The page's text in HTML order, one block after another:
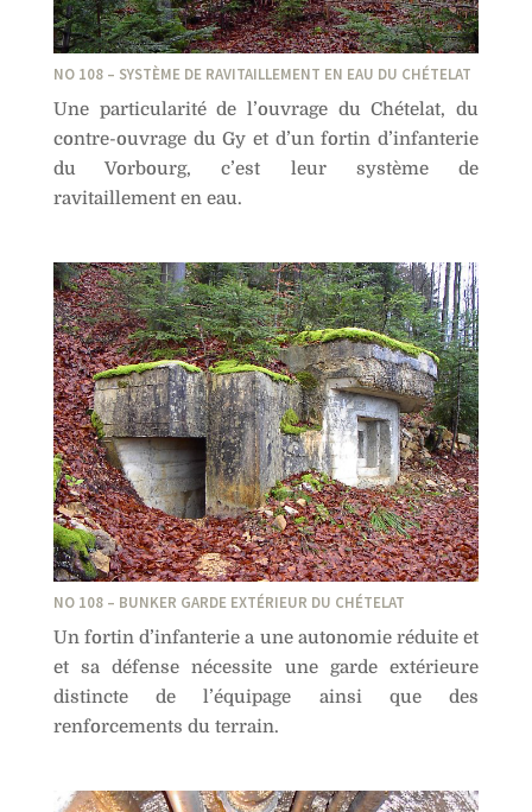
NO 108 – SYSTÈME DE RAVITAILLEMENT EN EAU DU CHÉTELAT
Une particularité de l’ouvrage du Chételat, du
contre-ouvrage du Gy et d’un fortin d’infanterie
du Vorbourg, c’est leur système de
ravitaillement en eau.
NO 108 – BUNKER GARDE EXTÉRIEUR DU CHÉTELAT
Un fortin d’infanterie a une autonomie réduite et
et sa défense nécessite une garde extérieure
distincte de l’équipage ainsi que des
renforcements du terrain.